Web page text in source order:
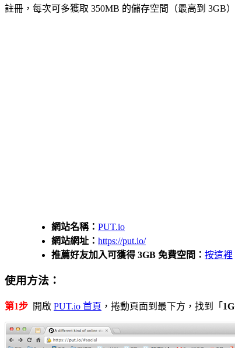
註冊，每次可多獲取 350MB 的儲存空間（最高到 3GB
網站名稱： PUT.io
網站網址： https://put.io/
推薦好友加入可獲得 3GB 免費空間： 按這裡
使用方法：
第1步 開啟 PUT.io 首頁 ，捲動頁面到最下方，找到「